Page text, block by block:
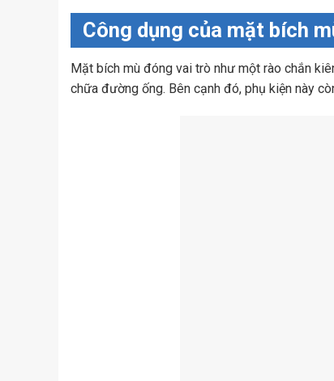
Công dụng của mặt bích
Mặt bích mù đóng vai trò như một rào chắn
chữa đường ống. Bên cạnh đó, phụ kiện này